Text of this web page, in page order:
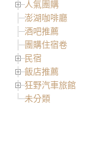
人氣團購
澎湖咖啡廳
酒吧推薦
團購住宿卷
民宿
飯店推薦
狂野汽車旅館
未分類